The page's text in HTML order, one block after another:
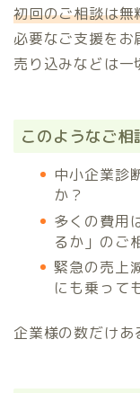
初回のご相談は無
必要なご支援をお
売り込みなどは一
このようなご
中小企業診
か？
多くの費用
るか」のご
緊急の売上
にも乗って
企業様の数だけあ